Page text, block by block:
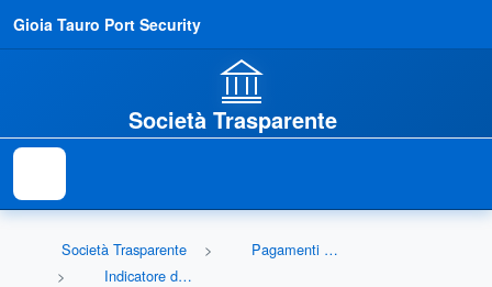
Gioia Tauro Port Security
Società Trasparente
Società Trasparente
Pagamenti dell'amministrazione
Indicatore di tempestività dei pagamenti